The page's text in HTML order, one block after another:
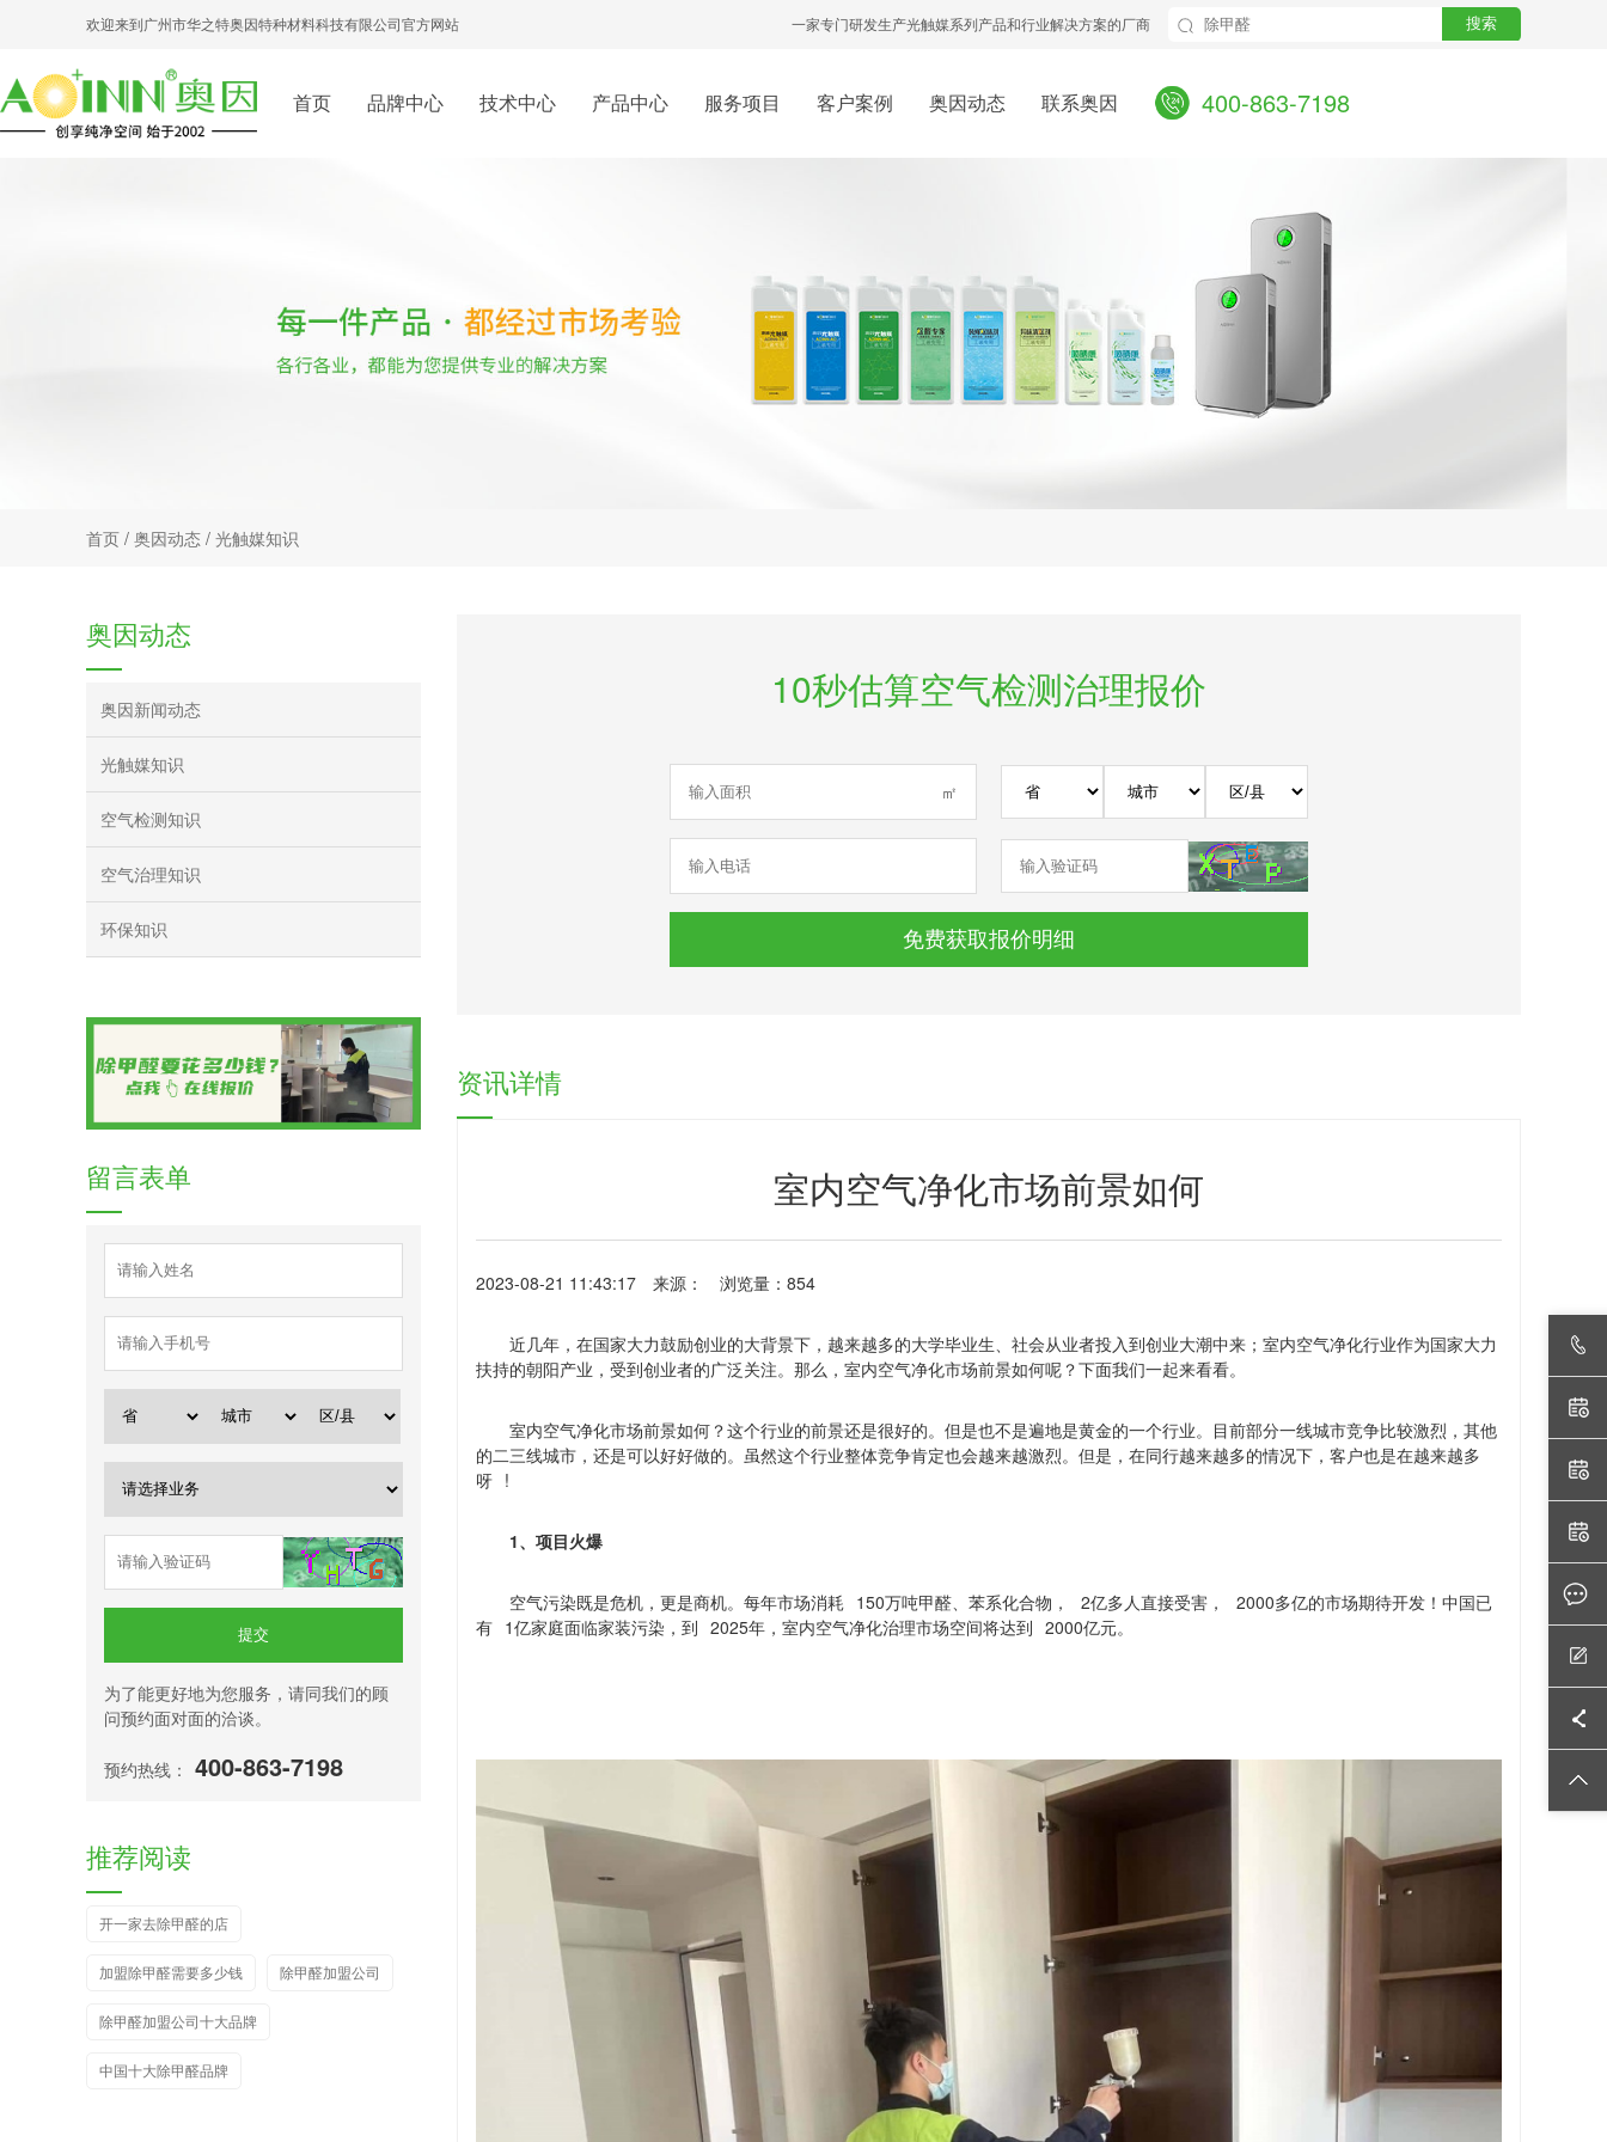
欢迎来到广州市华之特奥因特种材料科技有限公司官方网站 一家专门研发生产光触媒系列产品和行业解决方案的厂商 搜索
首页 品牌中心 技术中心 产品中心 服务项目 客户案例 奥因动态 联系奥因 400-863-7198
首页 / 奥因动态 / 光触媒知识
奥因动态
奥因新闻动态
光触媒知识
空气检测知识
空气治理知识
环保知识
留言表单
提交
为了能更好地为您服务，请同我们的顾
问预约面对面的洽谈。
预约热线： 400-863-7198
推荐阅读
开一家去除甲醛的店
加盟除甲醛需要多少钱 除甲醛加盟公司
除甲醛加盟公司十大品牌
中国十大除甲醛品牌
10秒估算空气检测治理报价
㎡
免费获取报价明细
资讯详情
室内空气净化市场前景如何
2023-08-21 11:43:17 来源： 浏览量：854
近几年，在国家大力鼓励创业的大背景下，越来越多的大学毕业生、社会从业者投入到创业大潮中来；室内空气净化行业作为国家大力
扶持的朝阳产业，受到创业者的广泛关注。那么，室内空气净化市场前景如何呢？下面我们一起来看看。
室内空气净化市场前景如何？这个行业的前景还是很好的。但是也不是遍地是黄金的一个行业。目前部分一线城市竞争比较激烈，其他
的二三线城市，还是可以好好做的。虽然这个行业整体竞争肯定也会越来越激烈。但是，在同行越来越多的情况下，客户也是在越来越多
呀
!
1 、项目火爆
空气污染既是危机，更是商机。每年市场消耗 150万吨甲醛、苯系化合物， 2亿多人直接受害， 2000多亿的市场期待开发！中国已
有
1 亿家庭面临家装污染，到 2025年，室内空气净化治理市场空间将达到 2000亿元。